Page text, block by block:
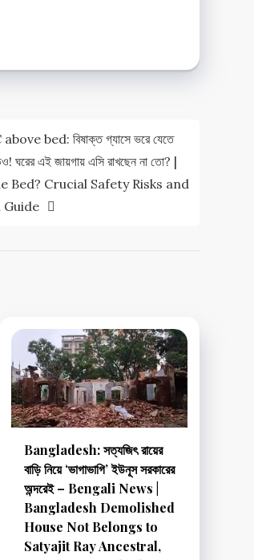
bed: বিষাক্ত গ্যাসে ভরে যেতে
ঘরের এই জায়গায় এসি রাখছেন না তো? |
Bed? Crucial Safety Risks and
Bangladesh: সত্যজিৎ রায়ের
বাড়ি নিয়ে ‘ভাগাভাগি’ ইউনূস সরকারের
অন্দরেই – Bengali News |
Bangladesh Demolished
House Not Belongs to
Satyajit Ray Ancestral,